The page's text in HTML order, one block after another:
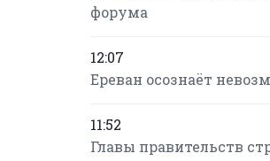
форума
12:07
Ереван осознаёт
11:52
Главы правительств